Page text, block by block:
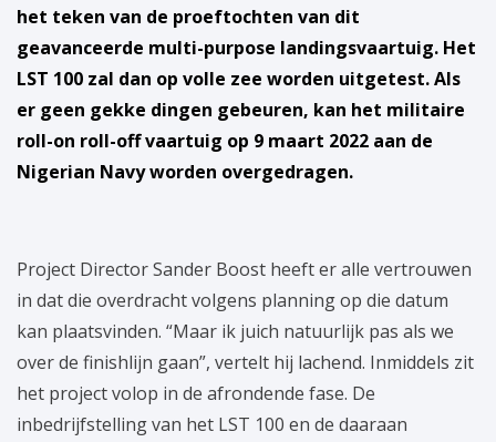
het teken van de proeftochten van dit
geavanceerde multi-purpose landingsvaartuig. Het
LST 100 zal dan op volle zee worden uitgetest. Als
er geen gekke dingen gebeuren, kan het militaire
roll-on roll-off vaartuig op 9 maart 2022 aan de
Nigerian Navy worden overgedragen.
Project Director Sander Boost heeft er alle vertrouwen
in dat die overdracht volgens planning op die datum
kan plaatsvinden. “Maar ik juich natuurlijk pas als we
over de finishlijn gaan”, vertelt hij lachend. Inmiddels zit
het project volop in de afrondende fase. De
inbedrijfstelling van het LST 100 en de daaraan